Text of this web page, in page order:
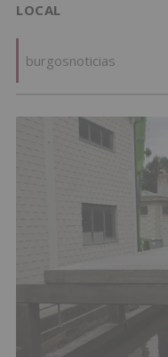
LOCAL
burgosnoticias